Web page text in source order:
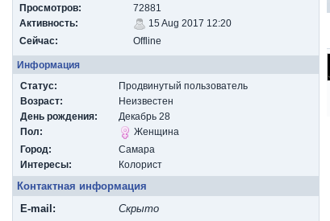
Просмотров:
72881
Активность:
15 Aug 2017 12:20
Сейчас:
Offline
Информация
Статус:
Продвинутый пользователь
Возраст:
Неизвестен
День рождения:
Декабрь 28
Пол:
Женщина
Город:
Самара
Интересы:
Колорист
Контактная информация
E-mail:
Скрыто